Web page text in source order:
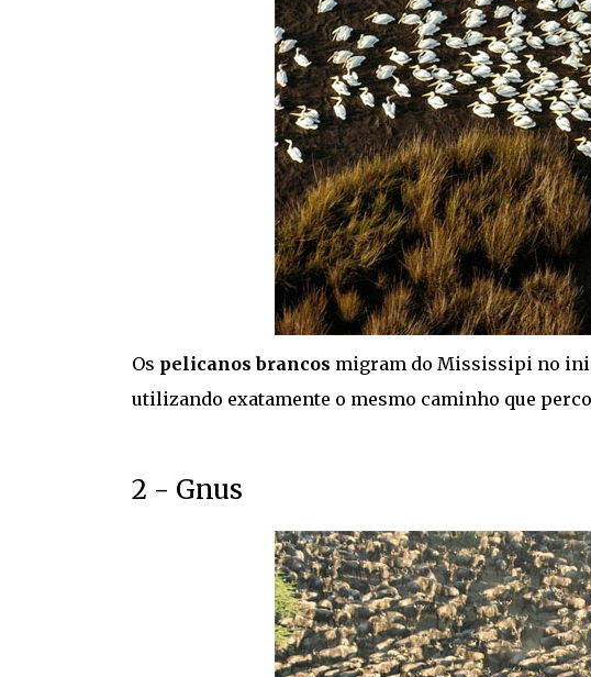
Os pelicanos brancos migram do Mississipi no
utilizando exatamente o mesmo caminho que
2 - Gnus